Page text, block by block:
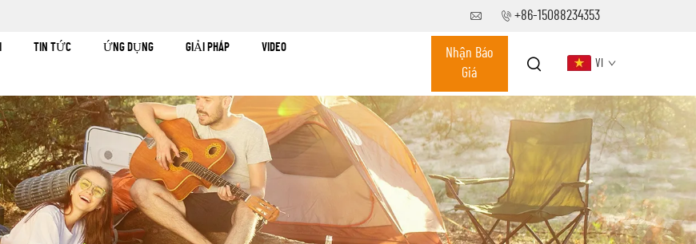
+86-15088234353
TIN TỨC ỨNG DỤNG GIẢI PHÁP VIDEO
Nhận Báo
Giá
VI